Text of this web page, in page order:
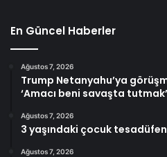
En Güncel Haberler
Ağustos 7, 2026
Trump Netanyahu’ya
‘Amacı beni savaşta tutmak’
Ağustos 7, 2026
3 yaşındaki çocuk
Ağustos 7, 2026